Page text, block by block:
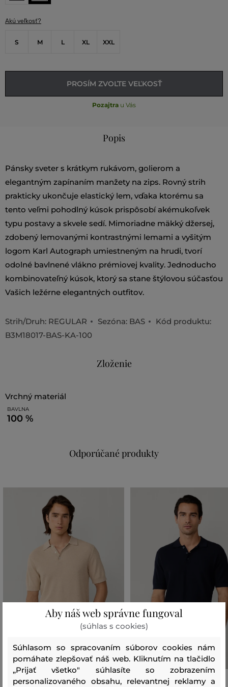
Akú veľkosť?
S M L XL XXL
PROSÍM ZVOĽTE VEĽKOSŤ
Pozajtra u Vás
Popis
Pánsky sveter s krátkym rukávom, golierom a
elegantným zapínaním manžety na zips. Rovný strih
prakticky ukončuje elastický lem, vďaka ktorému sa
tento veľmi pohodlný kúsok prispôsobí akémukoľvek
typu postavy a skvele sedí. Mimoriadne mäkký džersej,
zdobený lemovanými kontrastnými lemami a vyšitým
logom Karl Autograph umiestneným na hrudi, tvorí
odolné bavlnené vlákno prémiovej kvality. Jednoducho
kombinovateľný kúsok, ktorý sa stane štýlovou súčasťou
Vašich ležérne elegantných outfitov.
Strih/Druh: REGULAR Sezóna: BAS
Kód produktu:
B3M18017-BAS-KA-100
Zloženie
vrchný materiál
BAVLNA
100 %
Odporúčané produkty
SVETER HACKETT LONDON
SVETER HACKETT LONDON
Aby náš web správne fungoval
(súhlas s cookies)
Súhlasom so spracovaním súborov cookies nám
pomáhate zlepšovať náš web. Kliknutím na tlačidlo
„Prijať všetko" súhlasíte so zobrazením
personalizovaného obsahu, relevantnej reklamy a